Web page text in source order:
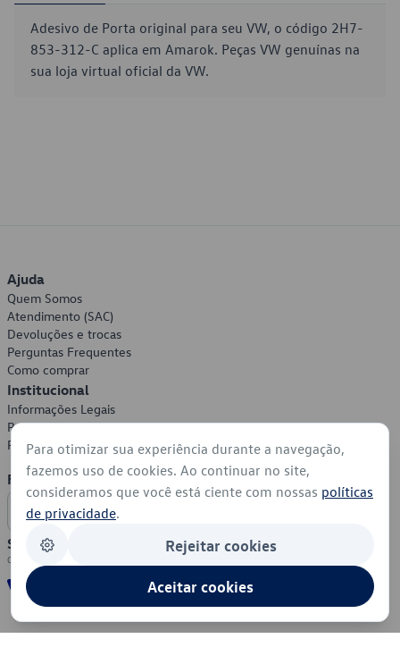
Adesivo de Porta original para seu VW, o código 2H7-
853-312-C aplica em Amarok. Peças VW genuínas na
sua loja virtual oficial da VW.
Ajuda
Quem Somos
Atendimento (SAC)
Devoluções e trocas
Perguntas Frequentes
Como comprar
Institucional
Informações Legais
Política de Privacidade
Política de Cookies
Formas de Pagamento
Segurança
Para otimizar sua experiência durante a navegação,
fazemos uso de cookies. Ao continuar no site,
consideramos que você está ciente com nossas políticas
de privacidade.
Rejeitar cookies
Aceitar cookies